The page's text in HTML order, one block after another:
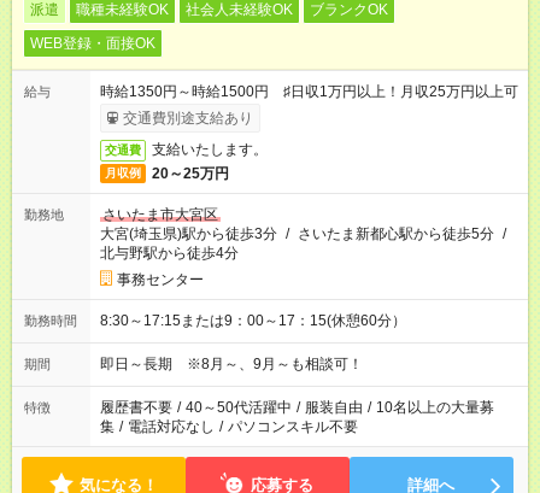
派遣 職種未経験OK 社会人未経験OK
ブランクOK
WEB登録・面接OK
給与
時給1350円～時給1500円 ♯日収1万円以上！月収25万円以上可
交通費別途支給あり
交通費 支給いたします。
月収例 20～25万円
勤務地
さいたま市大宮区
大宮(埼玉県)駅から徒歩3分 / さいたま新都心駅から徒歩5分 /
北与野駅から徒歩4分
事務センター
勤務時間 8:30～17:15または9：00～17：15(休憩60分）
期間 即日～長期 ※8月～、9月～も相談可！
特徴 履歴書不要 / 40～50代活躍中 / 服装自由 / 10名以上の大量募
集 / 電話対応なし / パソコンスキル不要
気になる！ 応募する 詳細へ